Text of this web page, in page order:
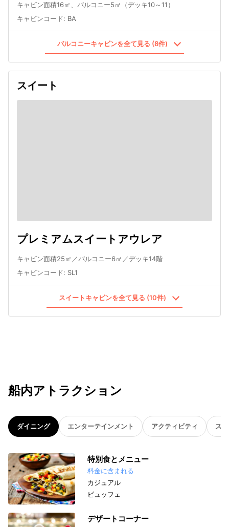
キャビン面積16㎡、バルコニー5㎡（デッキ10～11）
キャビンコード: BA
バルコニーキャビンを全て見る (8件)
スイート
プレミアムスイートアウレア
キャビン面積25㎡／バルコニー6㎡／デッキ14階
キャビンコード: SL1
スイートキャビンを全て見る (10件)
船内アトラクション
ダイニング エンターテインメント アクティビティ ス
特別食とメニュー
料金に含まれる
カジュアル
ビュッフェ
デザートコーナー